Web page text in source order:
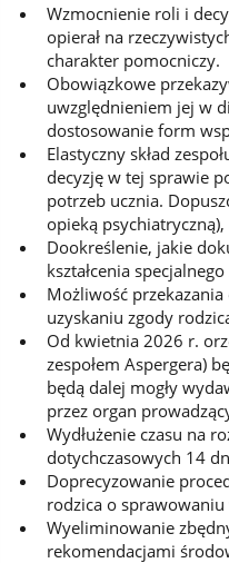
Wzmocnienie roli i
opierał na
charakter pomocniczy.
Obowiązkowe
uwzględnieniem jej w
dostosowanie form
Elastyczny skład
decyzję w tej sprawie
potrzeb ucznia.
opieką
Dookreślenie, jakie
kształcenia
Możliwość
uzyskaniu zgody
Od kwietnia 2026 r.
zespołem Aspergera)
będą dalej mogły
przez organ
Wydłużenie czasu na
dotychczasowych 14
Doprecyzowanie
rodzica o sprawowaniu
Wyeliminowanie
rekomendacjami